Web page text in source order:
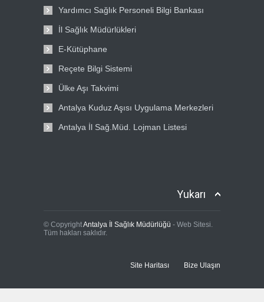
Yardımcı Sağlık Personeli Bilgi Bankası
İl Sağlık Müdürlükleri
E-Kütüphane
Reçete Bilgi Sistemi
Ülke Aşı Takvimi
Antalya Kuduz Aşısı Uygulama Merkezleri
Antalya İl Sağ.Müd. Lojman Listesi
Yukarı
© CopyrightAntalya İl Sağlık Müdürlüğü - Web Sitesi.
Tüm hakları saklıdır.
Site Haritası Bize Ulaşın